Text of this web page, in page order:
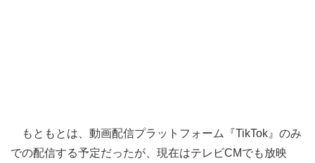
もともとは、動画配信プラットフォーム『TikTok』のみ
での配信する予定だったが、現在はテレビCMでも放映